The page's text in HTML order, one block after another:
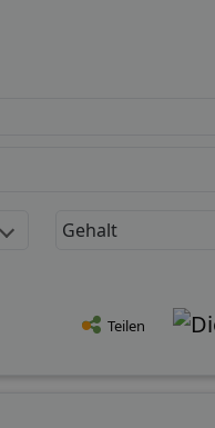
Gehalt
Teilen